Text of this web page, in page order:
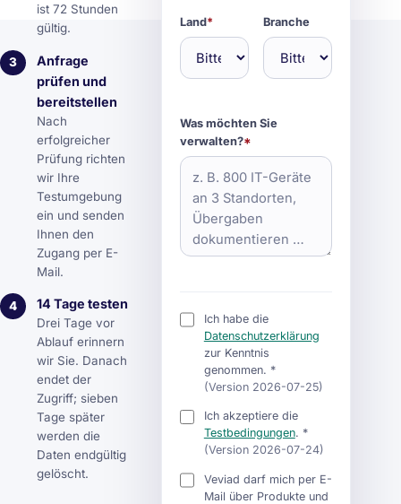
ist 72 Stunden
gültig.
3
Anfrage
prüfen und
bereitstellen
Nach
erfolgreicher
Prüfung richten
wir Ihre
Testumgebung
ein und senden
Ihnen den
Zugang per E-
Mail.
4 14 Tage testen
Drei Tage vor
Ablauf erinnern
wir Sie. Danach
endet der
Zugriff; sieben
Tage später
werden die
Daten endgültig
gelöscht.
Land* Branche
Was möchten Sie
verwalten?*
Ich habe die
Datenschutzerklärung
zur Kenntnis
genommen. *
(Version 2026-07-25)
Ich akzeptiere die
Testbedingungen. *
(Version 2026-07-24)
Veviad darf mich per E-
Mail über Produkte und